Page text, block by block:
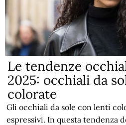
Le tendenze
2025: occhiali da
colorate
Gli occhiali da sole con lenti
espressivi. In questa tendenza